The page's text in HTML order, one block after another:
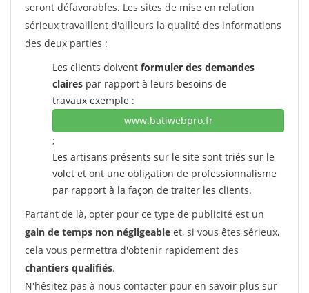
seront défavorables. Les sites de mise en relation
sérieux travaillent d'ailleurs la qualité des informations
des deux parties :
Les clients doivent formuler des demandes
claires par rapport à leurs besoins de
travaux exemple :
www.batiwebpro.fr
;
Les artisans présents sur le site sont triés sur le
volet et ont une obligation de professionnalisme
par rapport à la façon de traiter les clients.
Partant de là, opter pour ce type de publicité est un
gain de temps non négligeable et, si vous êtes sérieux,
cela vous permettra d'obtenir rapidement des
chantiers qualifiés.
N'hésitez pas à nous contacter pour en savoir plus sur